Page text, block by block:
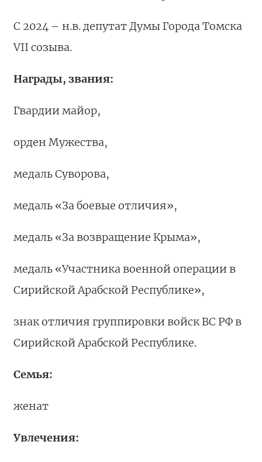
С 2024 – н.в. депутат Думы Города Томска
VII созыва.
Награды, звания:
Гвардии майор,
орден Мужества,
медаль Суворова,
медаль «За боевые отличия»,
медаль «За возвращение Крыма»,
медаль «Участника военной операции в
Сирийской Арабской Республике»,
знак отличия группировки войск ВС РФ в
Сирийской Арабской Республике.
Семья:
женат
Увлечения: